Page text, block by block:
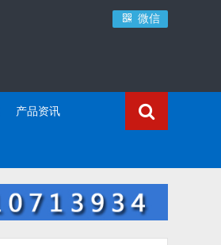
微信
产品资讯